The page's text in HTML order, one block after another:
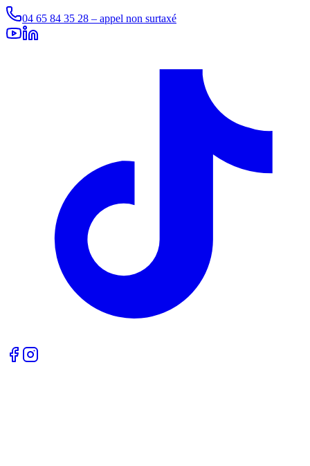
04 65 84 35 28 – appel non surtaxé